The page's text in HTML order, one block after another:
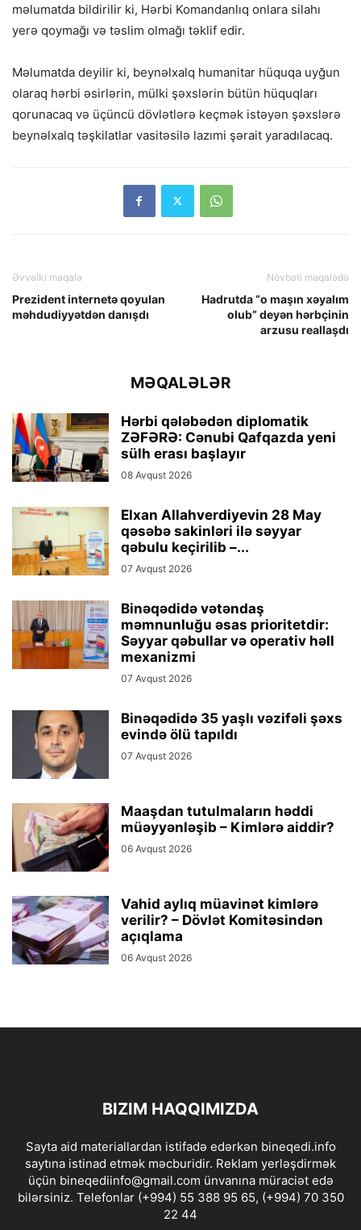
məlumatda bildirilir ki, Hərbi Komandanlıq onlara silahı
yerə qoymağı və təslim olmağı təklif edir.
Məlumatda deyilir ki, beynəlxalq humanitar hüquqa uyğun
olaraq hərbi əsirlərin, mülki şəxslərin bütün hüquqları
qorunacaq və üçüncü dövlətlərə keçmək istəyən şəxslərə
beynəlxalq təşkilatlar vasitəsilə lazımi şərait yaradılacaq.
Əvvəlki məqalə
Prezident internetə qoyulan
məhdudiyyətdən danışdı
Növbəti məqalədə
Hadrutda “o maşın xəyalım
olub” deyən hərbçinin
arzusu reallaşdı
MƏQALƏLƏR
Hərbi qələbədən diplomatik
ZƏFƏRƏ: Cənubi Qafqazda yeni
sülh erası başlayır
08 Avqust 2026
Elxan Allahverdiyevin 28 May
qəsəbə sakinləri ilə səyyar
qəbulu keçirilib –...
07 Avqust 2026
Binəqədidə vətəndaş
məmnunluğu əsas prioritetdir:
Səyyar qəbullar və operativ həll
mexanizmi
07 Avqust 2026
Binəqədidə 35 yaşlı vəzifəli şəxs
evində ölü tapıldı
07 Avqust 2026
Maaşdan tutulmaların həddi
müəyyənləşib – Kimlərə aiddir?
06 Avqust 2026
Vahid aylıq müavinət kimlərə
verilir? – Dövlət Komitəsindən
açıqlama
06 Avqust 2026
BIZIM HAQQIMIZDA
Sayta aid materiallardan istifadə edərkən bineqedi.info
saytına istinad etmək məcburidir. Reklam yerləşdirmək
üçün bineqediinfo@gmail.com ünvanına müraciət edə
bilərsiniz. Telefonlar (+994) 55 388 95 65, (+994) 70 350
22 44